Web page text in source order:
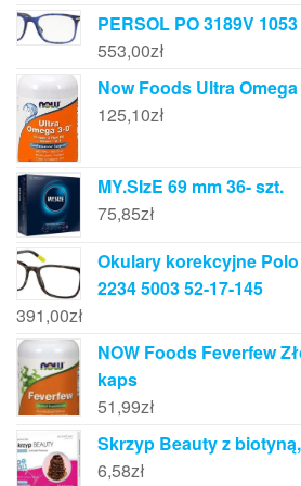
PERSOL PO 3189V
553,00zł
Now Foods Ultra
125,10zł
MY.SIzE 69 mm 36- szt.
75,85zł
Okulary korekcyjne
2234 5003 52-17-145
391,00zł
NOW Foods Feverfew
kaps
51,99zł
Skrzyp Beauty z
6,58zł